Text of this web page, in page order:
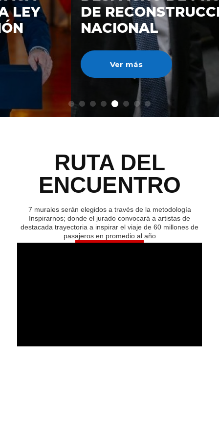
DE RECONSTRUCCIÓ
NACIONAL
Ver más
RUTA DEL
ENCUENTRO
7 murales serán elegidos a través de la metodología
Inspirarnos; donde el jurado convocará a artistas de
destacada trayectoria a inspirar el viaje de 60 millones de
pasajeros en promedio al año